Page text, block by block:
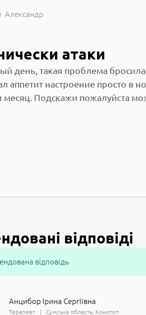
Александр
атаки
день, такая проблема
аппетит настроение просто в
месяц. Подскажи пожалуйста
відповіді
відповідь
Анцибор Ірина Сергіївна
Терапевт Сумська область Конотоп